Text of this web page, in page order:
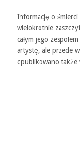
Informację o śmierci
wielokrotnie
całym jego
artystę, ale przede
opublikowano także